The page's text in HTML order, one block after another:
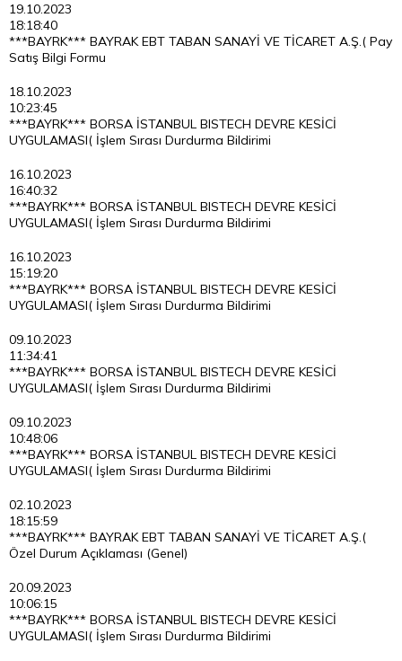
19.10.2023
18:18:40
***BAYRK*** BAYRAK EBT TABAN SANAYİ VE TİCARET A.Ş.( Pay
Satış Bilgi Formu
18.10.2023
10:23:45
***BAYRK*** BORSA İSTANBUL BISTECH DEVRE KESİCİ
UYGULAMASI( İşlem Sırası Durdurma Bildirimi
16.10.2023
16:40:32
***BAYRK*** BORSA İSTANBUL BISTECH DEVRE KESİCİ
UYGULAMASI( İşlem Sırası Durdurma Bildirimi
16.10.2023
15:19:20
***BAYRK*** BORSA İSTANBUL BISTECH DEVRE KESİCİ
UYGULAMASI( İşlem Sırası Durdurma Bildirimi
09.10.2023
11:34:41
***BAYRK*** BORSA İSTANBUL BISTECH DEVRE KESİCİ
UYGULAMASI( İşlem Sırası Durdurma Bildirimi
09.10.2023
10:48:06
***BAYRK*** BORSA İSTANBUL BISTECH DEVRE KESİCİ
UYGULAMASI( İşlem Sırası Durdurma Bildirimi
02.10.2023
18:15:59
***BAYRK*** BAYRAK EBT TABAN SANAYİ VE TİCARET A.Ş.(
Özel Durum Açıklaması (Genel)
20.09.2023
10:06:15
***BAYRK*** BORSA İSTANBUL BISTECH DEVRE KESİCİ
UYGULAMASI( İşlem Sırası Durdurma Bildirimi